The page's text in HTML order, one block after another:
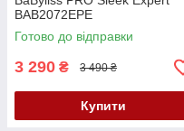
BAB2072EPE
Готово до відправки
3 290 ₴ 3 490 ₴
Купити